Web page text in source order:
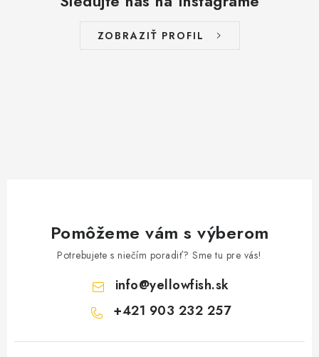
ZOBRAZIŤ PROFIL
Pomôžeme vám s výberom
Potrebujete s niečím poradiť? Sme tu pre vás!
info@yellowfish.sk
+421 903 232 257